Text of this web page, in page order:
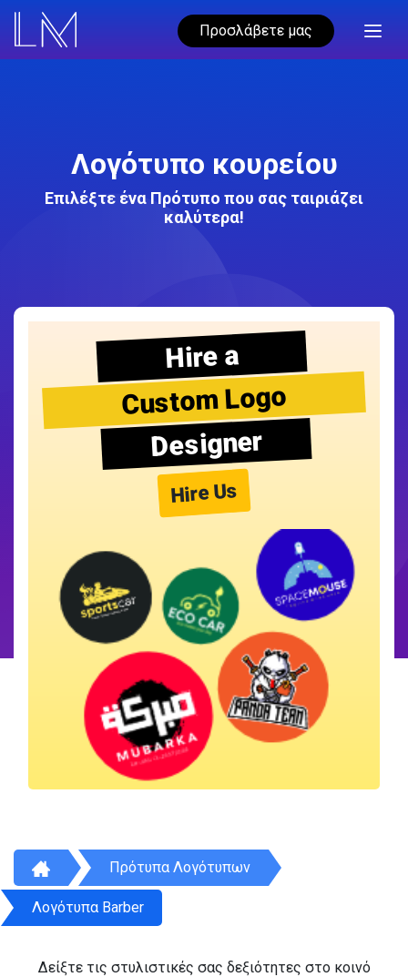
Προσλάβετε μας
Λογότυπο κουρείου
Επιλέξτε ένα Πρότυπο που σας ταιριάζει
καλύτερα!
Hire a
Custom Logo
Designer
Hire Us
Πρότυπα Λογότυπων
Λογότυπα Barber
Δείξτε τις στυλιστικές σας δεξιότητες στο κοινό